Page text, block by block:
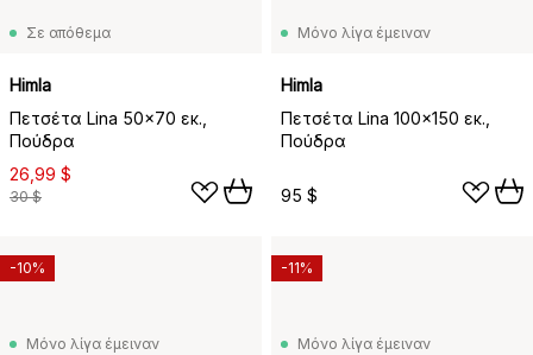
Σε απόθεμα
Himla
Πετσέτα Lina 50x70 εκ.,
Πούδρα
26,99 $
30 $
Μόνο λίγα έμειναν
Himla
Πετσέτα Lina 100x150 εκ.,
Πούδρα
95 $
Μόνο λίγα έμειναν
-10%
Μόνο λίγα έμειναν
-11%